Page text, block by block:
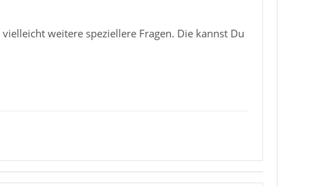
weitere speziellere Fragen. Die kannst Du